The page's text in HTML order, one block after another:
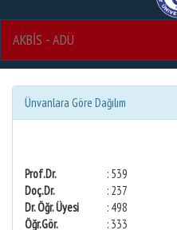
AKBİS - ADÜ
Ünvanlara Göre Dağılım
Prof.Dr.
: 539
Doç.Dr.
: 237
Dr. Öğr. Üyesi
: 498
Öğr.Gör.
: 333